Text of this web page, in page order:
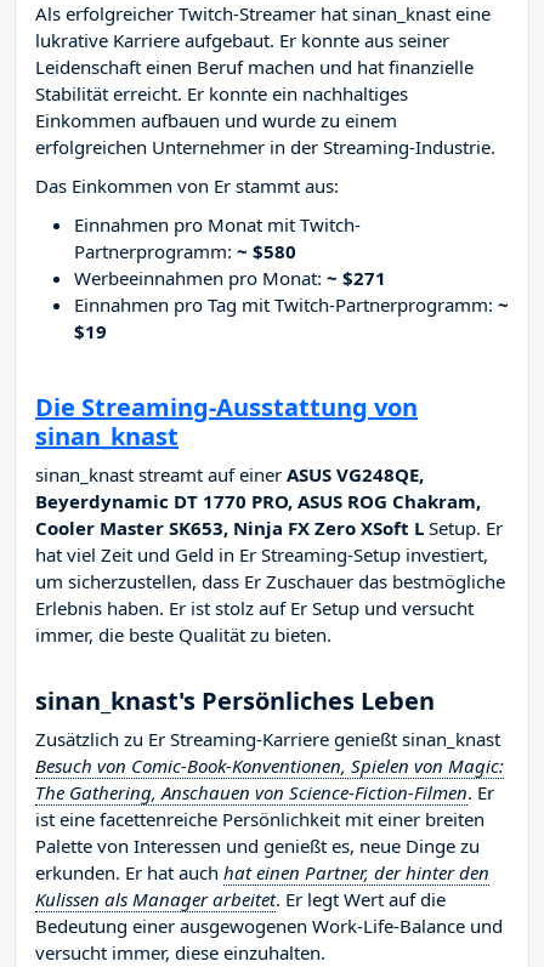
Als erfolgreicher Twitch-Streamer hat sinan_knast eine
lukrative Karriere aufgebaut. Er konnte aus seiner
Leidenschaft einen Beruf machen und hat finanzielle
Stabilität erreicht. Er konnte ein nachhaltiges
Einkommen aufbauen und wurde zu einem
erfolgreichen Unternehmer in der Streaming-Industrie.
Das Einkommen von Er stammt aus:
Einnahmen pro Monat mit Twitch-
Partnerprogramm: ~ $580
Werbeeinnahmen pro Monat: ~ $271
Einnahmen pro Tag mit Twitch-Partnerprogramm: ~
$19
Die Streaming-Ausstattung von
sinan_knast
sinan_knast streamt auf einer ASUS VG248QE,
Beyerdynamic DT 1770 PRO, ASUS ROG Chakram,
Cooler Master SK653, Ninja FX Zero XSoft L Setup. Er
hat viel Zeit und Geld in Er Streaming-Setup investiert,
um sicherzustellen, dass Er Zuschauer das bestmögliche
Erlebnis haben. Er ist stolz auf Er Setup und versucht
immer, die beste Qualität zu bieten.
sinan_knast's Persönliches Leben
Zusätzlich zu Er Streaming-Karriere genießt sinan_knast
Besuch von Comic-Book-Konventionen, Spielen von Magic:
The Gathering, Anschauen von Science-Fiction-Filmen. Er
ist eine facettenreiche Persönlichkeit mit einer breiten
Palette von Interessen und genießt es, neue Dinge zu
erkunden. Er hat auch hat einen Partner, der hinter den
Kulissen als Manager arbeitet. Er legt Wert auf die
Bedeutung einer ausgewogenen Work-Life-Balance und
versucht immer, diese einzuhalten.